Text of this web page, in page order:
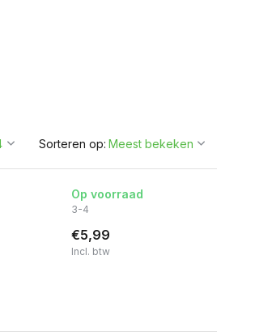
Sorteren op:
Op voorraad
3-4
€5,99
Incl. btw